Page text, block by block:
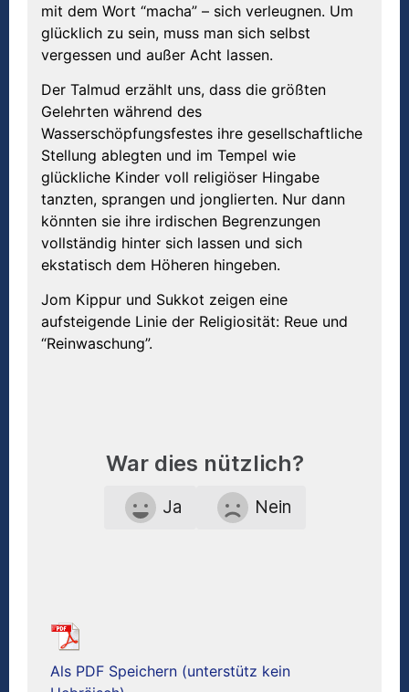
mit dem Wort “macha” – sich verleugnen. Um
glücklich zu sein, muss man sich selbst
vergessen und außer Acht lassen.
Der Talmud erzählt uns, dass die größten
Gelehrten während des
Wasserschöpfungsfestes ihre gesellschaftliche
Stellung ablegten und im Tempel wie
glückliche Kinder voll religiöser Hingabe
tanzten, sprangen und jonglierten. Nur dann
könnten sie ihre irdischen Begrenzungen
vollständig hinter sich lassen und sich
ekstatisch dem Höheren hingeben.
Jom Kippur und Sukkot zeigen eine
aufsteigende Linie der Religiosität: Reue und
“Reinwaschung”.
War dies nützlich?
Ja Nein
Als PDF Speichern (unterstütz kein